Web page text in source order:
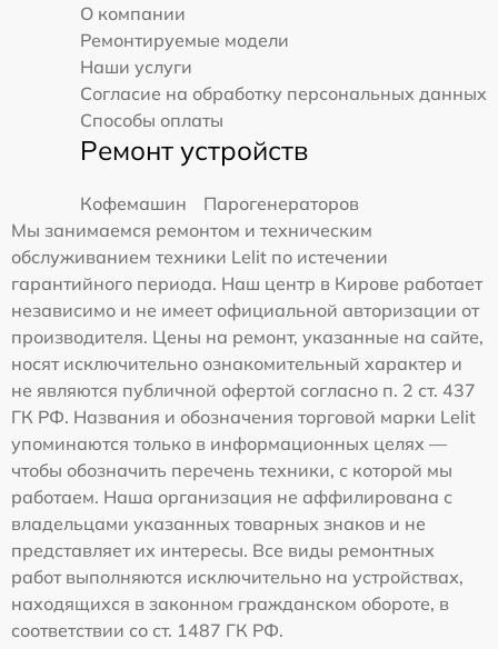
О компании
Ремонтируемые модели
Наши услуги
Согласие на обработку персональных данных
Способы оплаты
Ремонт устройств
Кофемашин
Парогенераторов
Мы занимаемся ремонтом и техническим
обслуживанием техники Lelit по истечении
гарантийного периода. Наш центр в Кирове работает
независимо и не имеет официальной авторизации от
производителя. Цены на ремонт, указанные на сайте,
носят исключительно ознакомительный характер и
не являются публичной офертой согласно п. 2 ст. 437
ГК РФ. Названия и обозначения торговой марки Lelit
упоминаются только в информационных целях —
чтобы обозначить перечень техники, с которой мы
работаем. Наша организация не аффилирована с
владельцами указанных товарных знаков и не
представляет их интересы. Все виды ремонтных
работ выполняются исключительно на устройствах,
находящихся в законном гражданском обороте, в
соответствии со ст. 1487 ГК РФ.